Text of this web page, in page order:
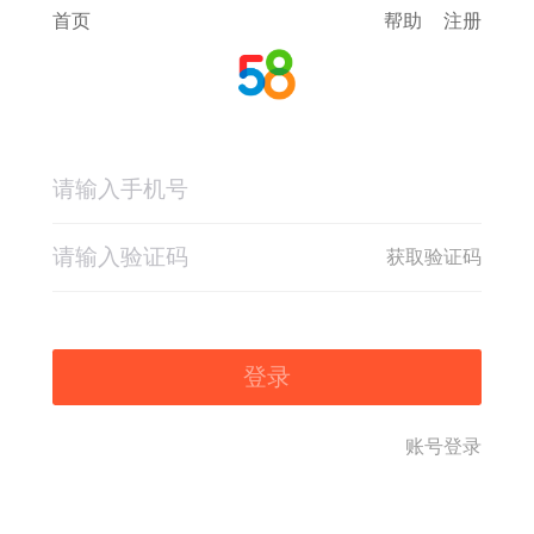
首页 帮助 注册
获取验证码
登录
账号登录